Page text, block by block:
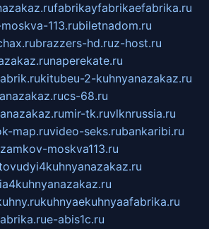
fabrikayfabrikaefabrika.ru
113.rubiletnadom.ru
brazzers-hd.ruz-host.ru
naperekate.ru
kitubeu-2-kuhnyanazakaz.ru
cs-68.ru
mir-tk.ruvlknrussia.ru
map.ruvideo-seks.rubankaribi.ru
moskva113.ru
kuhnyaekuhnyaafabrika.ru
e-abis1c.ru